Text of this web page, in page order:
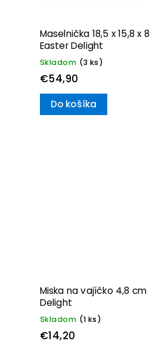
Maselnička 18,5 x 15,8 x
Easter Delight
Skladom (3 ks)
€54,90
Do košíka
Miska na vajíčko 4,8 cm
Delight
Skladom (1 ks)
€14,20